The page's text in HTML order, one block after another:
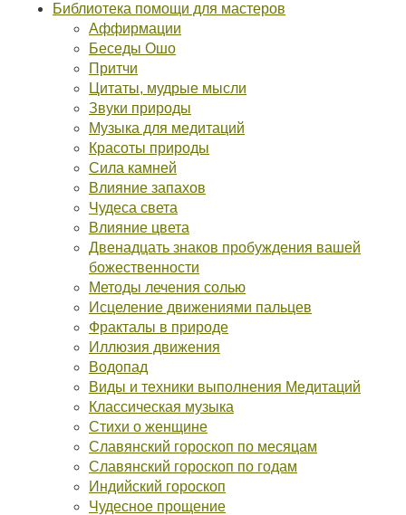
Библиотека помощи для мастеров
Аффирмации
Беседы Ошо
Притчи
Цитаты, мудрые мысли
Звуки природы
Музыка для медитаций
Красоты природы
Сила камней
Влияние запахов
Чудеса света
Влияние цвета
Двенадцать знаков пробуждения вашей
божественности
Методы лечения солью
Исцеление движениями пальцев
Фракталы в природе
Иллюзия движения
Водопад
Виды и техники выполнения Медитаций
Классическая музыка
Стихи о женщине
Славянский гороскоп по месяцам
Славянский гороскоп по годам
Индийский гороскоп
Чудесное прощение